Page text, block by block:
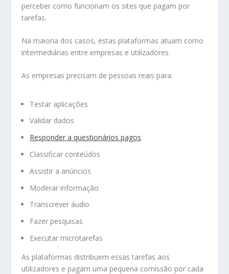
perceber como funcionam os sites que pagam por
tarefas.
Na maioria dos casos, estas plataformas atuam como
intermediárias entre empresas e utilizadores.
As empresas precisam de pessoas reais para:
Testar aplicações
Validar dados
Responder a questionários pagos
Classificar conteúdos
Assistir a anúncios
Moderar informação
Transcrever áudio
Fazer pesquisas
Executar microtarefas
As plataformas distribuem essas tarefas aos
utilizadores e pagam uma pequena comissão por cada